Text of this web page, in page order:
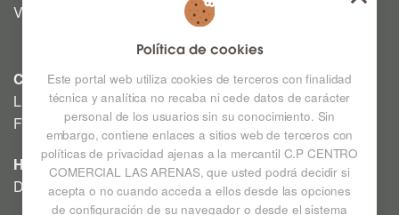
Viernes y Sábado: 12:00h a 03:00h
CINE
Lunes a Domingo: Consultar horarios en la Cartelera
Festivos a consultar *
HIPERMERCADO
De lunes a sábado de 09:00h a 22:00h
Política de cookies
Este portal web utiliza cookies de terceros con finalidad
técnica y analítica no recaba ni cede datos de carácter
personal de los usuarios sin su conocimiento. Sin
embargo, contiene enlaces a sitios web de terceros con
políticas de privacidad ajenas a la mercantil C.P CENTRO
COMERCIAL LAS ARENAS, que usted podrá decidir si
acepta o no cuando acceda a ellos desde las opciones
de configuración de su navegador o desde el sistema